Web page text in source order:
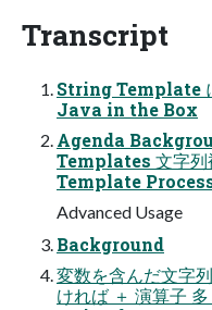
Transcript
String Template
Java in the Box
Agenda
Templates 文字列
Template
Advanced Usage
Background
変数を含んだ文字
ければ ＋ 演算子